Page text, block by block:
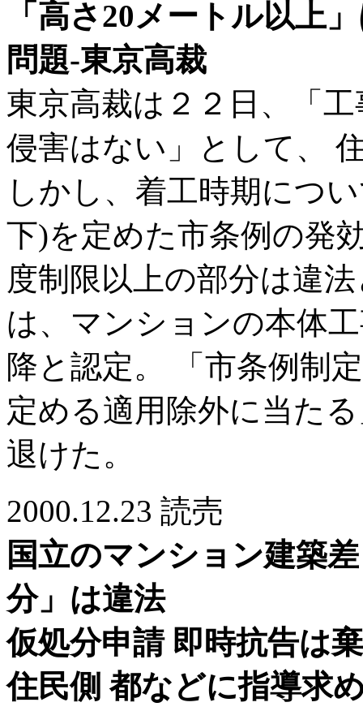
「高さ20メートル以上
問題-東京高裁
東京高裁は２２日、「
侵害はない」として、
しかし、着工時期につ
下)を定めた市条例の発
度制限以上の部分は違
は、マンションの本体
降と認定。 「市条例制
定める適用除外に当た
退けた。
2000.12.23 読売
国立のマンション建築
分」は違法
仮処分申請 即時抗告は
住民側 都などに指導求